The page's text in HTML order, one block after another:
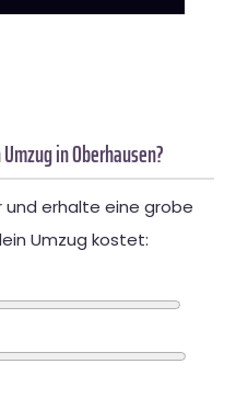
in Oberhausen?
und erhalte eine grobe
Umzug kostet: